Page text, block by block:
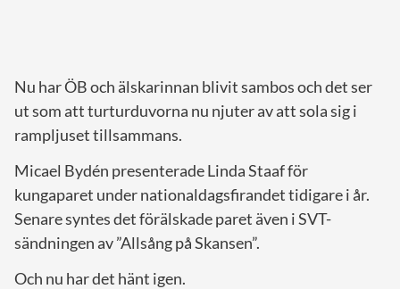
Nu har ÖB och älskarinnan blivit sambos och det ser
ut som att turturduvorna nu njuter av att sola sig i
rampljuset tillsammans.
Micael Bydén presenterade Linda Staaf för
kungaparet under nationaldagsfirandet tidigare i år.
Senare syntes det förälskade paret även i SVT-
sändningen av ”Allsång på Skansen”.
Och nu har det hänt igen.